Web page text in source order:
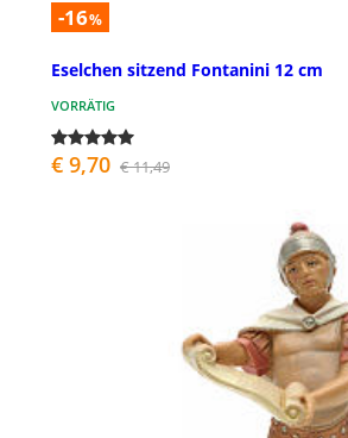
-16%
Eselchen sitzend Fontanini 12 cm
VORRÄTIG
€ 9,70 € 11,49